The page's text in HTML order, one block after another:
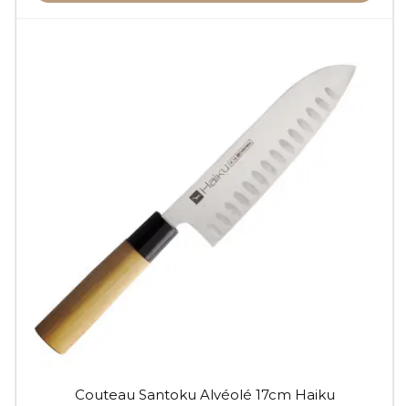
Couteau Santoku Alvéolé 17cm Haiku